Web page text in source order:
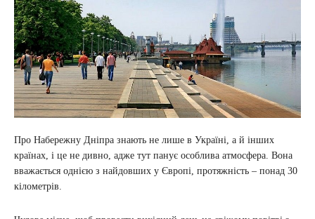
Про Набережну Дніпра знають не лише в Україні, а й інших
країнах, і це не дивно, адже тут панує особлива атмосфера. Вона
вважається однією з найдовших у Європі, протяжність – понад 30
кілометрів.